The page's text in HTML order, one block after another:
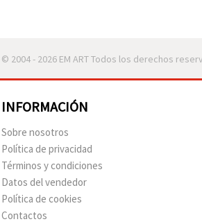
© 2004 - 2026 EM ART Todos los derechos
INFORMACIÓN
Sobre nosotros
Política de privacidad
Términos y condiciones
Datos del vendedor
Política de cookies
Contactos